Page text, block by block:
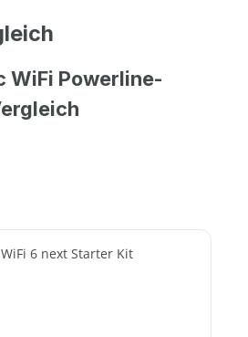
WiFi Powerline-